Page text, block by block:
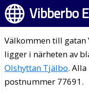
Vibberbo
Välkommen till gatan
ligger i närheten av
Olshyttan Tjälbo.
postnummer 77691.